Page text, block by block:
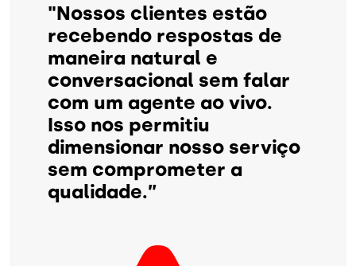
"Nossos clientes estão
recebendo respostas de
maneira natural e
conversacional sem falar
com um agente ao vivo.
Isso nos permitiu
dimensionar nosso serviço
sem comprometer a
qualidade.”